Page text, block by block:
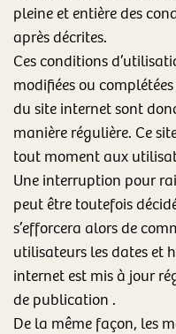
pleine et entière des
après décrites.
Ces conditions
modifiées ou
du site internet sont
manière régulière. Ce
tout moment aux
Une interruption pour
peut être toutefois
s’efforcera alors de
utilisateurs les dates et
internet est mis à jour
de publication .
De la même façon, les